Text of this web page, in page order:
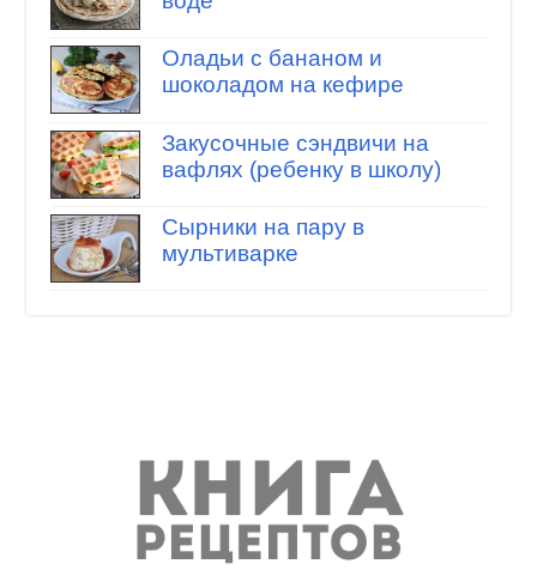
Оладьи с бананом и
шоколадом на кефире
Закусочные сэндвичи на
вафлях (ребенку в школу)
Сырники на пару в
мультиварке